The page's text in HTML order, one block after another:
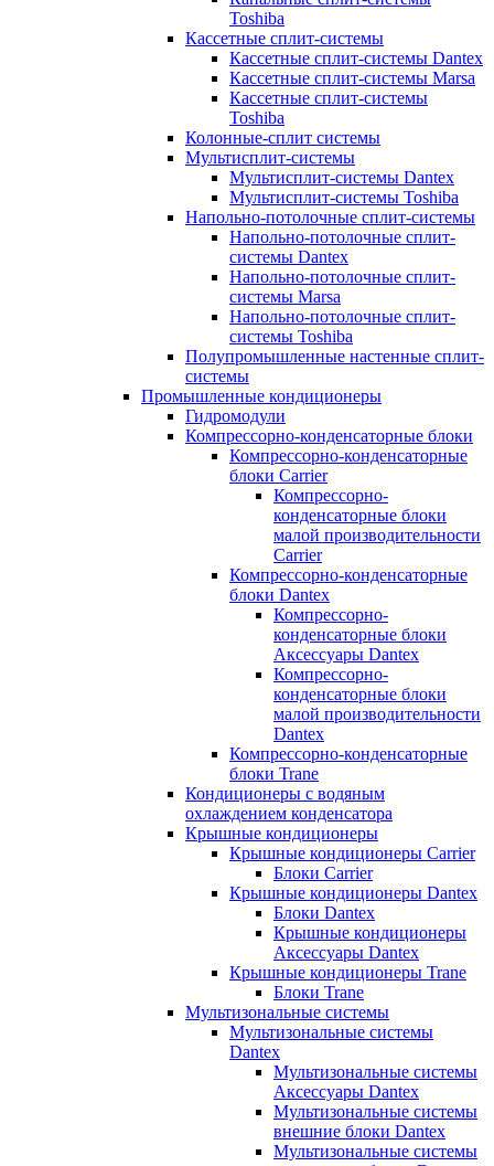
Toshiba
Кассетные сплит-системы
Кассетные сплит-системы Dantex
Кассетные сплит-системы Marsa
Кассетные сплит-системы
Toshiba
Колонные-сплит системы
Мультисплит-системы
Мультисплит-системы Dantex
Мультисплит-системы Toshiba
Напольно-потолочные сплит-системы
Напольно-потолочные сплит-
системы Dantex
Напольно-потолочные сплит-
системы Marsa
Напольно-потолочные сплит-
системы Toshiba
Полупромышленные настенные сплит-
системы
Промышленные кондиционеры
Гидромодули
Компрессорно-конденсаторные блоки
Компрессорно-конденсаторные
блоки Carrier
Компрессорно-
конденсаторные блоки
малой производительности
Carrier
Компрессорно-конденсаторные
блоки Dantex
Компрессорно-
конденсаторные блоки
Аксессуары Dantex
Компрессорно-
конденсаторные блоки
малой производительности
Dantex
Компрессорно-конденсаторные
блоки Trane
Кондиционеры с водяным
охлаждением конденсатора
Крышные кондиционеры
Крышные кондиционеры Carrier
Блоки Carrier
Крышные кондиционеры Dantex
Блоки Dantex
Крышные кондиционеры
Аксессуары Dantex
Крышные кондиционеры Trane
Блоки Trane
Мультизональные системы
Мультизональные системы
Dantex
Мультизональные системы
Аксессуары Dantex
Мультизональные системы
внешние блоки Dantex
Мультизональные системы